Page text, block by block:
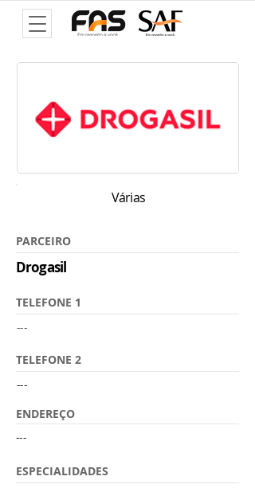
Várias
PARCEIRO
Drogasil
TELEFONE 1
---
TELEFONE 2
---
ENDEREÇO
---
ESPECIALIDADES